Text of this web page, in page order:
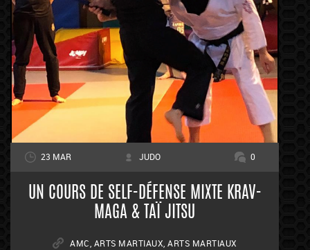
23 MAR JUDO 0
UN COURS DE SELF-DÉFENSE MIXTE KRAV-
MAGA & TAÏ JITSU
AMC ARTS MARTIAUX ,ARTS MARTIAUX